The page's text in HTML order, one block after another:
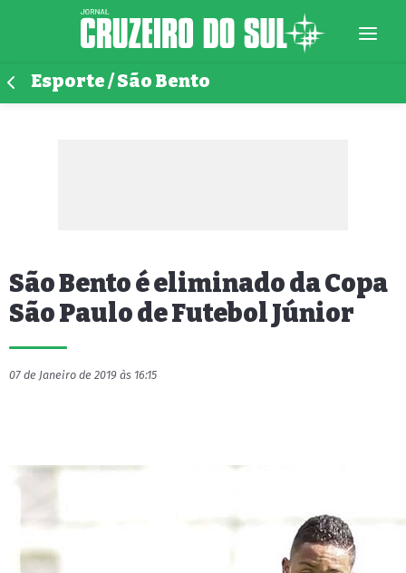
Esporte / São Bento
São Bento é eliminado da Copa
São Paulo de Futebol Júnior
07 de Janeiro de 2019 às 16:15